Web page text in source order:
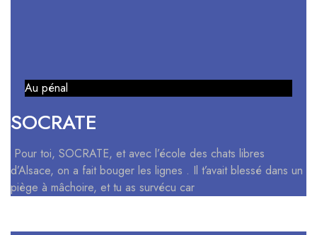
Au pénal
SOCRATE
Pour toi, SOCRATE, et avec l’école des chats libres
d’Alsace, on a fait bouger les lignes . Il t’avait blessé dans un
piège à mâchoire, et tu as survécu car